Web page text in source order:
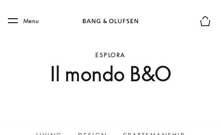
Skip to main footer
Menu
ESPLORA
Il mondo B&O